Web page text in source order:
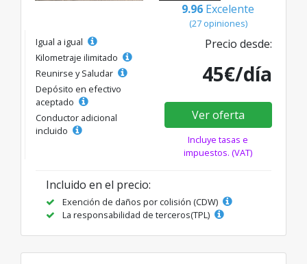
9.96 Excelente
(27 opiniones)
Igual a igual
Kilometraje ilimitado
Reunirse y Saludar
Depósito en efectivo
aceptado
Conductor adicional
incluido
Precio desde:
45€/día
Ver oferta
Incluye tasas e
impuestos. (VAT)
Incluido en el precio:
Exención de daños por colisión (CDW)
La responsabilidad de terceros(TPL)